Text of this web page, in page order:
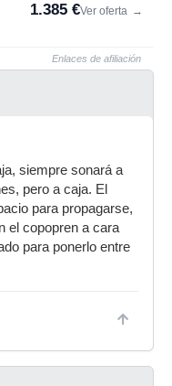
1.385 €Ver oferta →
Enlaces de afiliación
siempre sonará a
pero a caja. El
para propagarse,
el copopren a cara
para ponerlo entre